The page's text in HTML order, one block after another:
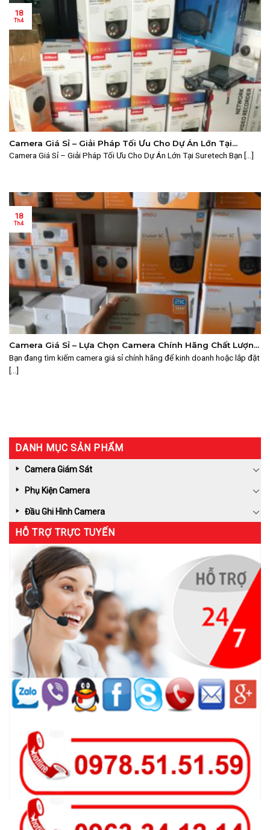
Camera Giá Sỉ – Giải Pháp Tối Ưu Cho Dự Án Lớn Tại
Suretech
Camera Giá Sỉ – Giải Pháp Tối Ưu Cho Dự Án Lớn Tại Suretech Bạn [...]
18
Th4
Camera Giá Sỉ – Lựa Chọn Camera Chính Hãng Chất Lượng
Tại Suretech
Bạn đang tìm kiếm camera giá sỉ chính hãng để kinh doanh hoặc lắp đặt
[...]
18
Th4
DANH MỤC SẢN PHẨM
Camera Giám Sát
Phụ Kiện Camera
Đầu Ghi Hình Camera
HỖ TRỢ TRỰC TUYẾN